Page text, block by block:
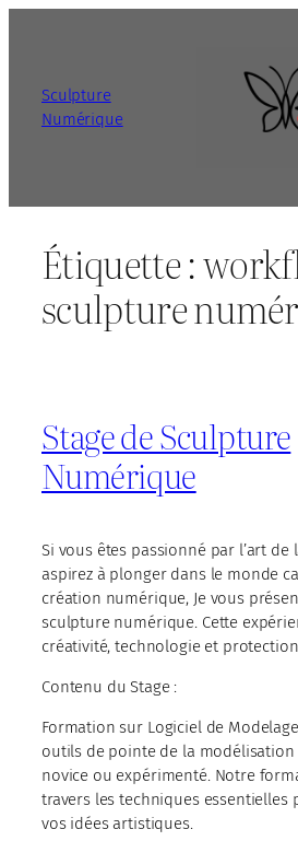
Sculpture
Numérique
Étiquette :
sculpture
Stage de Sculpture
Numérique
Si vous êtes passionné par l’art de
aspirez à plonger dans le monde
création numérique, Je vous
sculpture numérique. Cette
créativité, technologie et
Contenu du Stage :
Formation sur Logiciel de
outils de pointe de la modélisation
novice ou expérimenté. Notre
travers les techniques essentielles
vos idées artistiques.